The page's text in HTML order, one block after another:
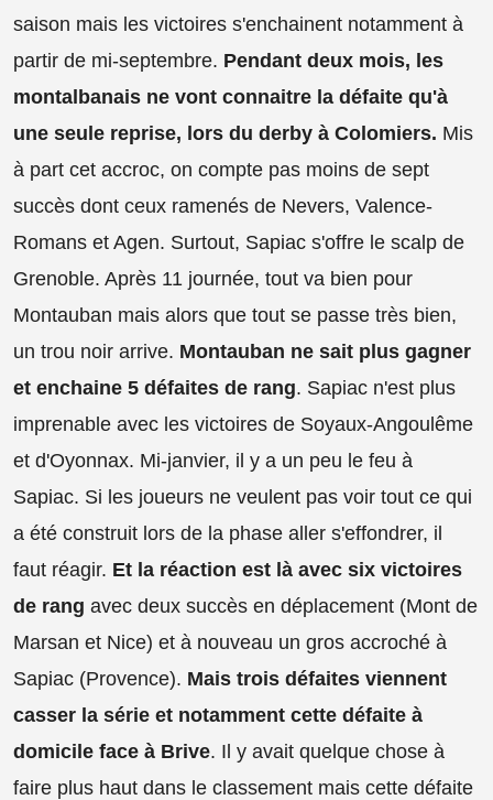
saison mais les victoires s'enchainent notamment à
partir de mi-septembre. Pendant deux mois, les
montalbanais ne vont connaitre la défaite qu'à
une seule reprise, lors du derby à Colomiers. Mis
à part cet accroc, on compte pas moins de sept
succès dont ceux ramenés de Nevers, Valence-
Romans et Agen. Surtout, Sapiac s'offre le scalp de
Grenoble. Après 11 journée, tout va bien pour
Montauban mais alors que tout se passe très bien,
un trou noir arrive. Montauban ne sait plus gagner
et enchaine 5 défaites de rang. Sapiac n'est plus
imprenable avec les victoires de Soyaux-Angoulême
et d'Oyonnax. Mi-janvier, il y a un peu le feu à
Sapiac. Si les joueurs ne veulent pas voir tout ce qui
a été construit lors de la phase aller s'effondrer, il
faut réagir. Et la réaction est là avec six victoires
de rang avec deux succès en déplacement (Mont de
Marsan et Nice) et à nouveau un gros accroché à
Sapiac (Provence). Mais trois défaites viennent
casser la série et notamment cette défaite à
domicile face à Brive. Il y avait quelque chose à
faire plus haut dans le classement mais cette défaite